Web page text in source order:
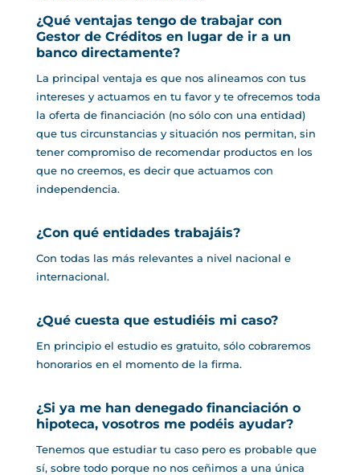
¿Qué ventajas tengo de trabajar con
Gestor de Créditos en lugar de ir a un
banco directamente?
La principal ventaja es que nos alineamos con tus
intereses y actuamos en tu favor y te ofrecemos toda
la oferta de financiación (no sólo con una entidad)
que tus circunstancias y situación nos permitan, sin
tener compromiso de recomendar productos en los
que no creemos, es decir que actuamos con
independencia.
¿Con qué entidades trabajáis?
Con todas las más relevantes a nivel nacional e
internacional.
¿Qué cuesta que estudiéis mi caso?
En principio el estudio es gratuito, sólo cobraremos
honorarios en el momento de la firma.
¿Si ya me han denegado financiación o
hipoteca, vosotros me podéis ayudar?
Tenemos que estudiar tu caso pero es probable que
sí, sobre todo porque no nos ceñimos a una única